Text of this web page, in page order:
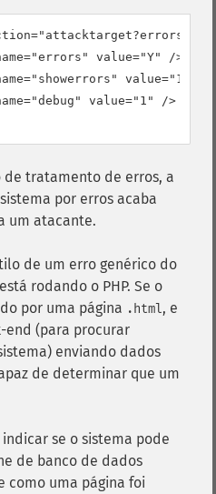
value="Y" />
value="1" />
value="1" />
tratamento de erros, a
por erros acaba
um atacante.
de um erro genérico do
rodando o PHP. Se o
por uma página .html, e
end (para procurar
enviando dados
de determinar que um
se o sistema pode
de banco de dados
como uma página foi